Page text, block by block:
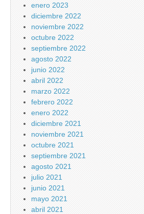
enero 2023
diciembre 2022
noviembre 2022
octubre 2022
septiembre 2022
agosto 2022
junio 2022
abril 2022
marzo 2022
febrero 2022
enero 2022
diciembre 2021
noviembre 2021
octubre 2021
septiembre 2021
agosto 2021
julio 2021
junio 2021
mayo 2021
abril 2021